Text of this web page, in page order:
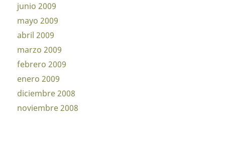
junio 2009
mayo 2009
abril 2009
marzo 2009
febrero 2009
enero 2009
diciembre 2008
noviembre 2008